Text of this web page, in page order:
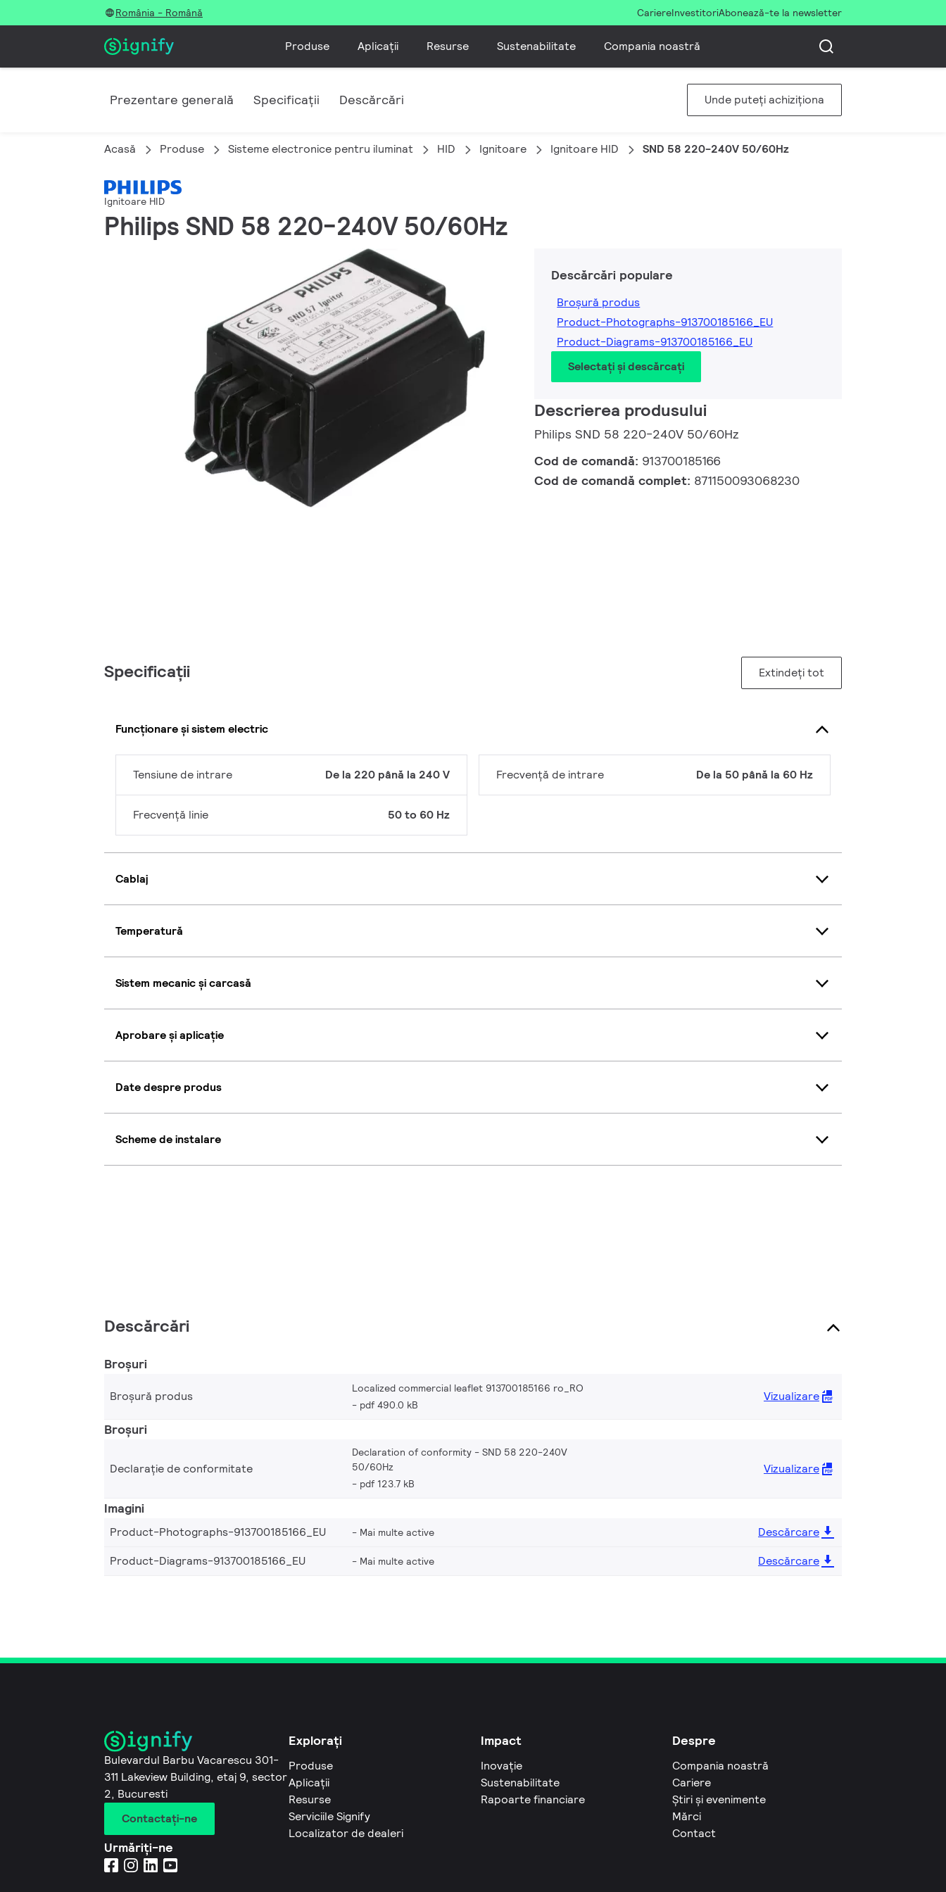
România - Română CariereInvestitoriAbonează-te la newsletter
Produse Aplicații Resurse Sustenabilitate Compania noastră
Prezentare generală Specificații Descărcări Unde puteți achiziționa
Acasă Produse Sisteme electronice pentru iluminat HID Ignitoare Ignitoare HID SND 58 220-240V 50/60Hz
Ignitoare HID
Philips SND 58 220-240V 50/60Hz
Descărcări populare
Broșură produs
Product-Photographs-913700185166_EU
Product-Diagrams-913700185166_EU
Selectați și descărcați
Descrierea produsului
Philips SND 58 220-240V 50/60Hz
Cod de comandă: 913700185166
Cod de comandă complet: 871150093068230
Specificații Extindeți tot
Funcționare și sistem electric
Tensiune de intrare De la 220 până la 240 V
Frecvență linie 50 to 60 Hz
Frecvență de intrare De la 50 până la 60 Hz
Cablaj
Temperatură
Sistem mecanic și carcasă
Aprobare și aplicație
Date despre produs
Scheme de instalare
Descărcări
Broșuri
Broșură produs
Localized commercial leaflet 913700185166 ro_RO
pdf 490.0 kB
Vizualizare
Broșuri
Declarație de conformitate
Declaration of conformity - SND 58 220-240V
50/60Hz
pdf 123.7 kB
Vizualizare
Imagini
Product-Photographs-913700185166_EU Mai multe active
Descărcare
Product-Diagrams-913700185166_EU
Mai multe active Descărcare
Bulevardul Barbu Vacarescu 301-
311 Lakeview Building, etaj 9, sector
2, Bucuresti
Contactaţi-ne
Urmăriți-ne
Explorați
Produse
Aplicații
Resurse
Serviciile Signify
Localizator de dealeri
Impact
Inovație
Sustenabilitate
Rapoarte financiare
Despre
Compania noastră
Cariere
Știri și evenimente
Mărci
Contact